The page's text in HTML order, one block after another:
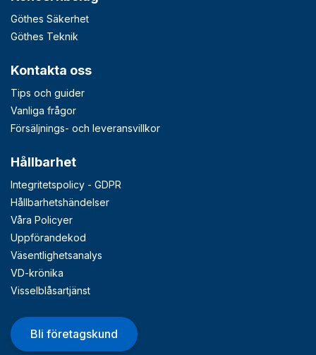
Göthes Säkerhet
Göthes Teknik
Kontakta oss
Tips och guider
Vanliga frågor
Försäljnings- och leveransvillkor
Hållbarhet
Integritetspolicy - GDPR
Hållbarhetshändelser
Våra Policyer
Uppförandekod
Väsentlighetsanalys
VD-krönika
Visselblåsartjänst
Bli företagskund